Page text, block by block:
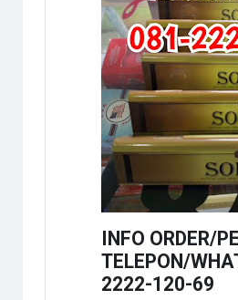
INFO ORDER/
TELEPON/
2222-120-69